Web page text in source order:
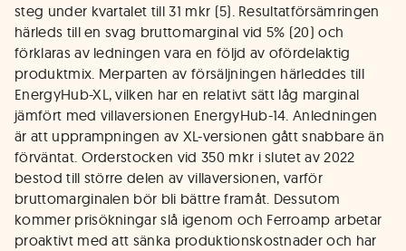
steg under kvartalet till 31 mkr (5). Resultatförsämringen
härleds till en svag bruttomarginal vid 5% (20) och
förklaras av ledningen vara en följd av ofördelaktig
produktmix. Merparten av försäljningen härleddes till
EnergyHub-XL, vilken har en relativt sätt låg marginal
jämfört med villaversionen EnergyHub-14. Anledningen
är att upprampningen av XL-versionen gått snabbare än
förväntat. Orderstocken vid 350 mkr i slutet av 2022
bestod till större delen av villaversionen, varför
bruttomarginalen bör bli bättre framåt. Dessutom
kommer prisökningar slå igenom och Ferroamp arbetar
proaktivt med att sänka produktionskostnader och har